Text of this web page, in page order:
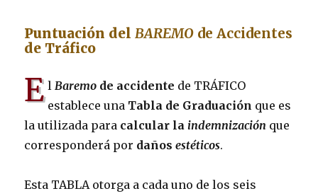
Puntuación del BAREMO de Accidentes
de Tráfico
E l Baremode accidente de TRÁFICO
establece una Tabla de Graduación que es
la utilizada para calcular la indemnización que
corresponderá por dañosestéticos.
Esta TABLA otorga a cada uno de los seis